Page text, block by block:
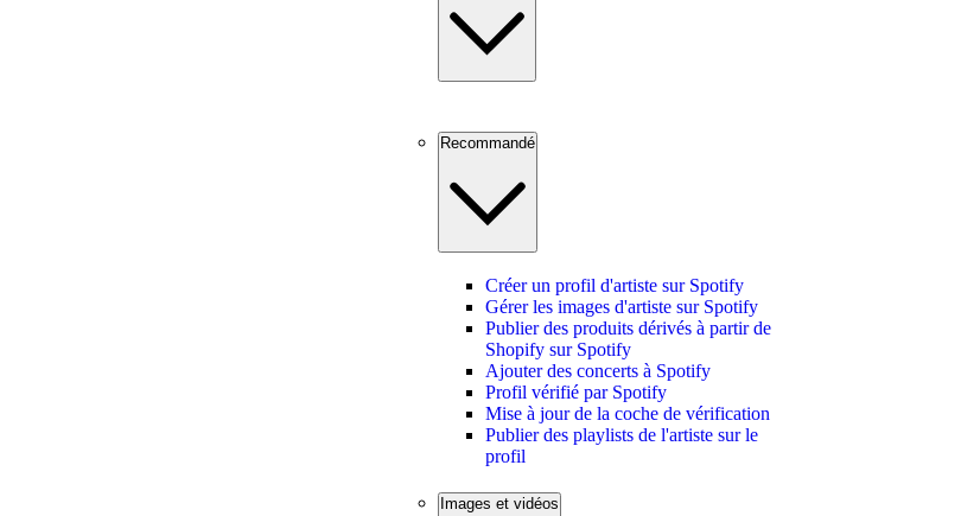
Recommandé
Créer un profil d'artiste sur Spotify
Gérer les images d'artiste sur Spotify
Publier des produits dérivés à partir de
Shopify sur Spotify
Ajouter des concerts à Spotify
Profil vérifié par Spotify
Mise à jour de la coche de vérification
Publier des playlists de l'artiste sur le
profil
Images et vidéos